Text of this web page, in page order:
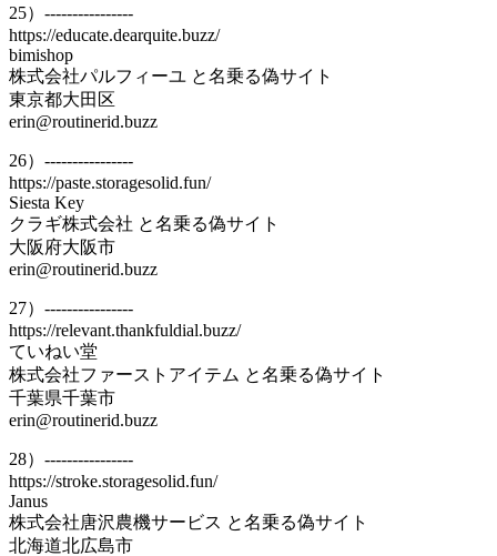
25）----------------
https://educate.dearquite.buzz/
bimishop
株式会社パルフィーユ と名乗る偽サイト
東京都大田区
erin@routinerid.buzz
26）----------------
https://paste.storagesolid.fun/
Siesta Key
クラギ株式会社 と名乗る偽サイト
大阪府大阪市
erin@routinerid.buzz
27）----------------
https://relevant.thankfuldial.buzz/
ていねい堂
株式会社ファーストアイテム と名乗る偽サイト
千葉県千葉市
erin@routinerid.buzz
28）----------------
https://stroke.storagesolid.fun/
Janus
株式会社唐沢農機サービス と名乗る偽サイト
北海道北広島市